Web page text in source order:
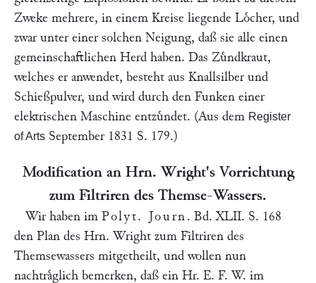
Zweke mehrere, in einem Kreise liegende Loͤcher, und
zwar unter einer solchen Neigung, daß sie alle einen
gemeinschaftlichen Herd haben. Das Zuͤndkraut,
welches er anwendet, besteht aus Knallsilber und
Schießpulver, und wird durch den Funken einer
elektrischen Maschine entzuͤndet. (Aus dem Register
of Arts September 1831 S. 179.)
Modification an Hrn. Wright's Vorrichtung
zum Filtriren des Themse-Wassers.
Wir haben im Polyt. Journ . Bd. XLII. S. 168
den Plan des Hrn. Wright zum Filtriren des
Themsewassers mitgetheilt, und wollen nun
nachtraͤglich bemerken, daß ein Hr. E. F. W. im